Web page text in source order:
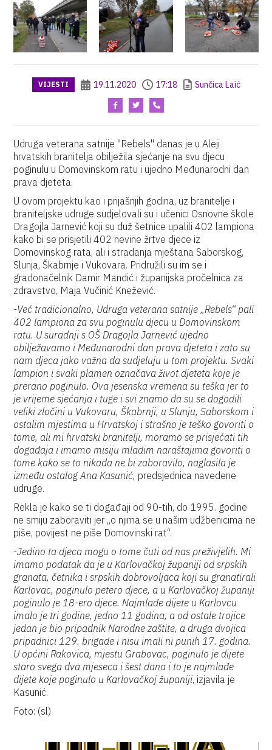
VIJESTI 19.11.2020 17:18 Sunčica Laić
Udruga veterana satnije "Rebels" danas je u Aleji
hrvatskih branitelja obilježila sjećanje na svu djecu
poginulu u Domovinskom ratu i ujedno Međunarodni dan
prava djeteta.
U ovom projektu kao i prijašnjih godina, uz branitelje i
braniteljske udruge sudjelovali su i učenici Osnovne škole
Dragojla Jarnević koji su duž šetnice upalili 402 lampiona
kako bi se prisjetili 402 nevine žrtve djece iz
Domovinskog rata, ali i stradanja mještana Saborskog,
Slunja, Škabrnje i Vukovara. Pridružili su im se i
gradonačelnik Damir Mandić i županijska pročelnica za
zdravstvo, Maja Vučinić Knežević.
-Već tradicionalno, Udruga veterana satnije „Rebels“ pali
402 lampiona za svu poginulu djecu u Domovinskom
ratu. U suradnji s OŠ Dragojla Jarnević ujedno
obilježavamo i Međunarodni dan prava djeteta i zato su
nam djeca jako važna da sudjeluju u tom projektu. Svaki
lampion i svaki plamen označava život djeteta koje je
prerano poginulo. Ova jesenska vremena su teška jer to
je vrijeme sjećanja i tuge i svi znamo da su se dogodili
veliki zločini u Vukovaru, Škabrnji, u Slunju, Saborskom i
ostalim mjestima u Hrvatskoj i strašno je teško govoriti o
tome, ali mi hrvatski branitelji, moramo se prisjećati tih
događaja i imamo misiju mladim naraštajima govoriti o
tome kako se to nikada ne bi zaboravilo, naglasila je
između ostalog Ana Kasunić, predsjednica navedene
udruge.
Rekla je kako se ti događaji od 90-tih, do 1995. godine
ne smiju zaboraviti jer „o njima se u našim udžbenicima ne
piše, povijest ne piše Domovinski rat“.
-Jedino ta djeca mogu o tome čuti od nas preživjelih. Mi
imamo podatak da je u Karlovačkoj županiji od srpskih
granata, četnika i srpskih dobrovoljaca koji su granatirali
Karlovac, poginulo petero djece, a u Karlovačkoj županiji
poginulo je 18-ero djece. Najmlađe dijete u Karlovcu
imalo je tri godine, jedno 11 godina, a od ostale trojice
jedan je bio pripadnik Narodne zaštite, a druga dvojica
pripadnici 129. brigade i nisu imali ni punih 17. godina.
U općini Rakovica, mjestu Grabovac, poginulo je dijete
staro svega dva mjeseca i šest dana i to je najmlađe
dijete koje poginulo u Karlovačkoj županiji, izjavila je
Kasunić.
Foto: (sl)